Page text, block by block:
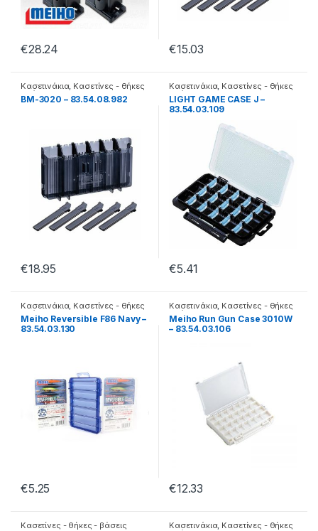
€28.24 €15.03
Κασετινάκια, Κασετίνες - θήκες
- βάσεις
BM-3020 – 83.54.08.982
€18.95
Κασετινάκια, Κασετίνες - θήκες
- βάσεις
LIGHT GAME CASE J –
83.54.03.109
€5.41
Κασετινάκια, Κασετίνες - θήκες
- βάσεις
Meiho Reversible F86 Navy –
83.54.03.130
€5.25
Κασετινάκια, Κασετίνες - θήκες
- βάσεις
Meiho Run Gun Case 3010W
– 83.54.03.106
€12.33
Κασετίνες - θήκες - βάσεις Κασετινάκια, Κασετίνες - θήκες